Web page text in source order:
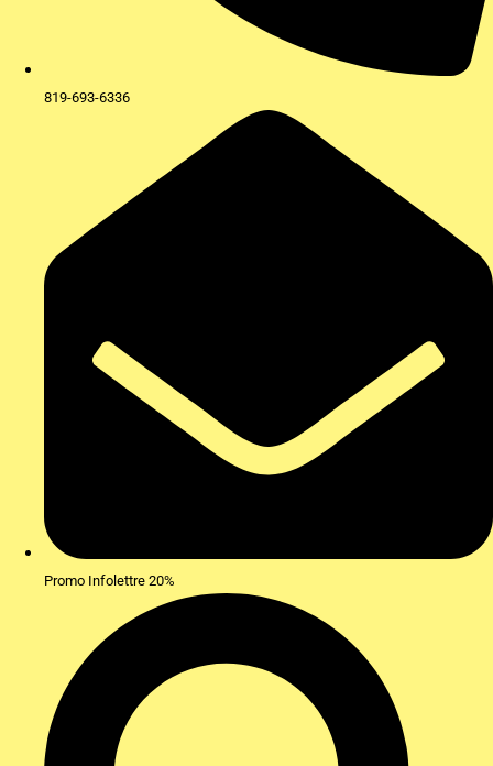
819-693-6336
Promo Infolettre 20%